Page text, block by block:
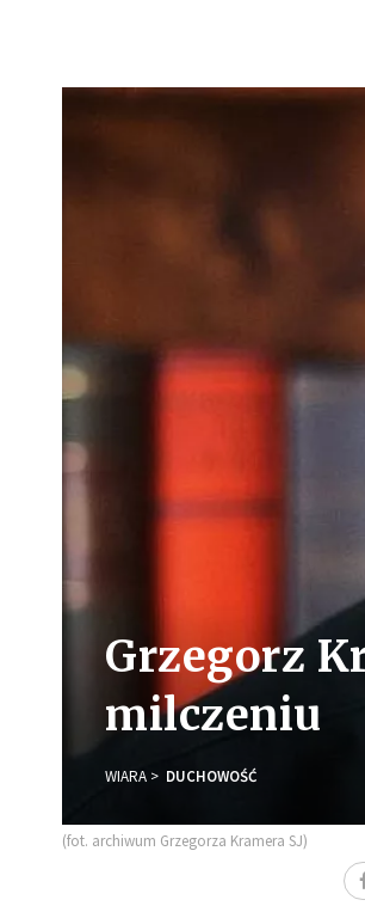
Grzegorz
milczeniu
WIARA DUCHOWOŚĆ
(fot. archiwum Grzegorza Kramera SJ)